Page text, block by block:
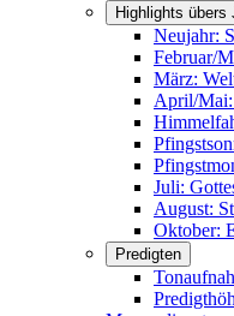
Highlights übers
Neujahr:
Februar/
März:
April/Mai:
Juli:
August:
Oktober:
Predigten